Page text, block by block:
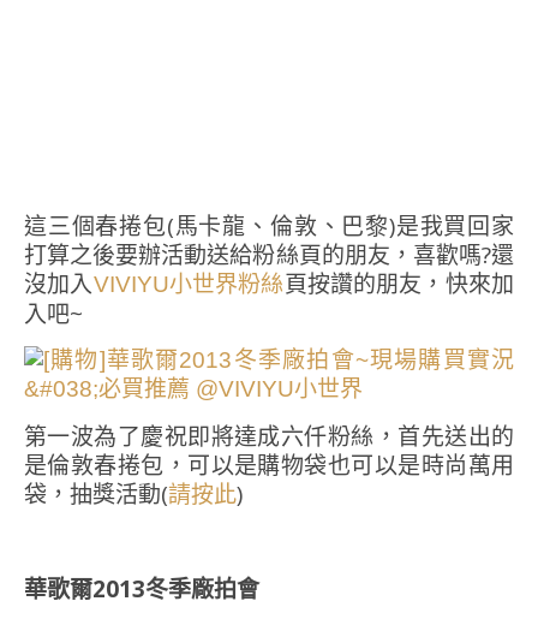
這三個春捲包(馬卡龍、倫敦、巴黎)是我買回家
打算之後要辦活動送給粉絲頁的朋友，喜歡嗎?還
沒加入VIVIYU小世界粉絲頁按讚的朋友，快來加
入吧~
第一波為了慶祝即將達成六仟粉絲，首先送出的
是倫敦春捲包，可以是購物袋也可以是時尚萬用
袋，抽獎活動(請按此)
華歌爾2013冬季廠拍會